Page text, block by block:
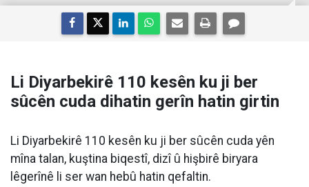
Li Diyarbekirê 110 kesên ku ji ber
sûcên cuda dihatin gerîn hatin girtin
Li Diyarbekirê 110 kesên ku ji ber sûcên cuda yên
mîna talan, kuştina biqestî, dizî û hişbirê biryara
lêgerînê li ser wan hebû hatin qefaltin.